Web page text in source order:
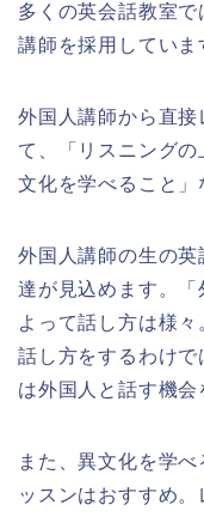
多くの英会話教室で
講師を採用していま
外国人講師から直
て、「リスニング
文化を学べること」
外国人講師の生の
達が見込めます。
よって話し方は様
話し方をするわけ
は外国人と話す機会
また、異文化を学
ッスンはおすすめ